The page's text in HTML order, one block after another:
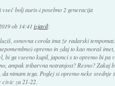
vseč bolj auris-i posebno 2 generacija
ob 14:41 izjavil:
osnovna corola ima že radarski
opremo in zdaj to kao moraš
bi ga vseeno kupil, japonci s to opremo bi pa
ampak tribarvna notranjost? Resno? Zakaj
da nimam tega. Poglej si opremo neke
civic za 21-22.